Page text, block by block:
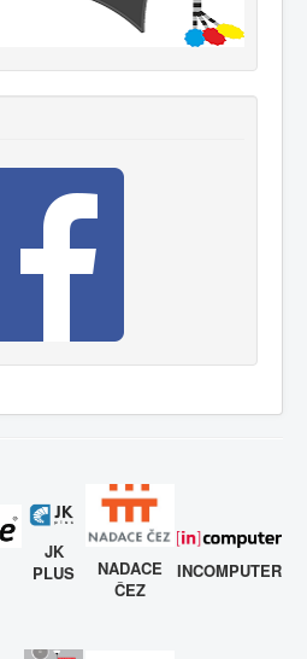
JK
PLUS
NADACE
ČEZ
INCOMPUTER